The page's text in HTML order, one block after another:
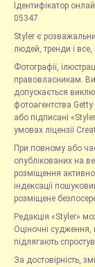
Ідентифікатор
05347
Styler є
людей, тренди і
Фотографії,
правовласникам.
допускається
фотоагентства
або підписані
умовах ліцензії
При повному або
опублікованих на
розміщення
індексації
розміщене
Редакція «Styler»
Оціночні судження,
підлягають
За достовірність,